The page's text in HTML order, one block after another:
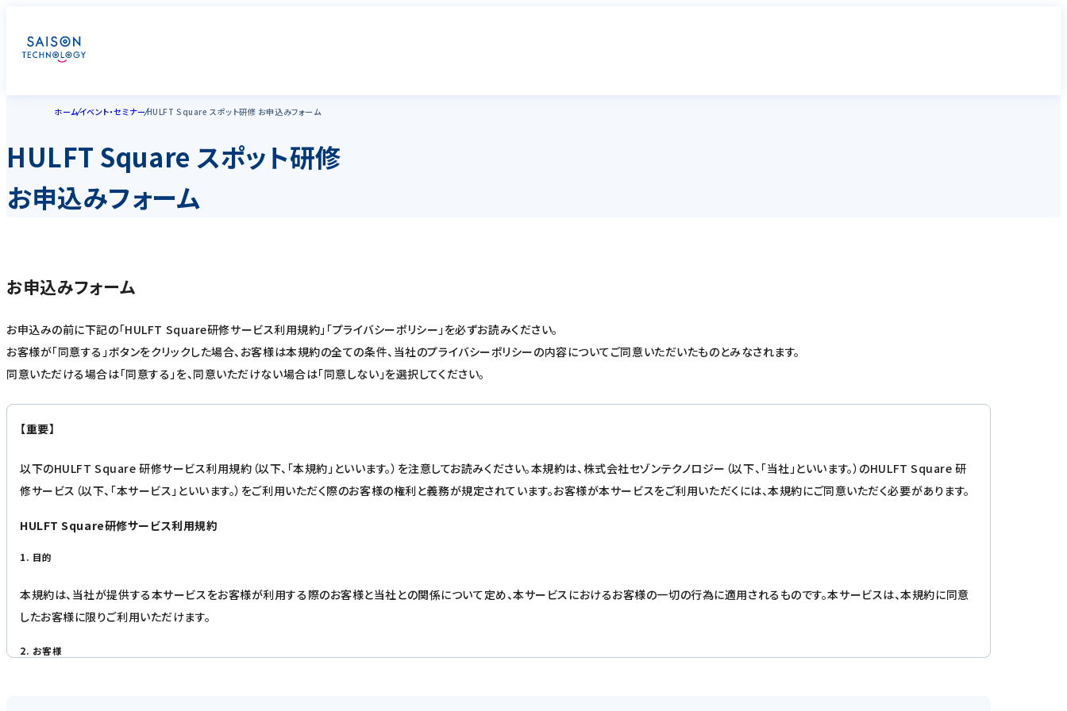
ホームイベント・セミナーHULFT Square スポット研修 お申込みフォーム
HULFT Square スポット研修
お申込みフォーム
お申込みフォーム
お申込みの前に下記の「HULFT Square研修サービス利用規約」「プライバシーポリシー」を必ずお読みください。
お客様が「同意する」ボタンをクリックした場合、お客様は本規約の全ての条件、当社のプライバシーポリシーの内容についてご同意いただいたものとみなされます。
同意いただける場合は「同意する」を、同意いただけない場合は「同意しない」を選択してください。
【重要】
以下のHULFT Square 研修サービス利用規約（以下、「本規約」といいます。）を注意してお読みください。本規約は、株式会社セゾンテクノロジー（以下、「当社」といいます。）のHULFT Square 研
修サービス（以下、「本サービス」といいます。）をご利用いただく際のお客様の権利と義務が規定されています。お客様が本サービスをご利用いただくには、本規約にご同意いただく必要があります。
HULFT Square研修サービス利用規約
1. 目的
本規約は、当社が提供する本サービスをお客様が利用する際のお客様と当社との関係について定め、本サービスにおけるお客様の一切の行為に適用されるものです。本サービスは、本規約に同意
したお客様に限りご利用いただけます。
2. お客様